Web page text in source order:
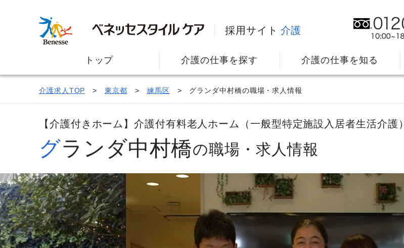
採用サイト 介護
トップ 介護の仕事を探す 介護の仕事を知る
教育・研修のサポート
社⻑メッセージ
介護求人TOP 東京都 練馬区 グランダ中村橋の職場・求人情報
【介護付きホーム】介護付有料老人ホーム（一般型特定施設入居者生活介護）
グランダ中村橋の職場・求人情報